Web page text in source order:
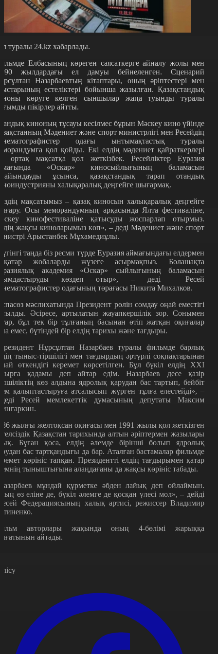
туралы 24.kz хабарлады.
Елбасының көреген саясаткерге айналу жолы мен
90 жылдардағы ел дамуы бейнеленген. Сценарий
Назарбаевтың кітаптары, оның әріптестері мен
естеліктері бойынша жазылған. Қазақстандық
көруге келген сыншылар жаңа туынды туралы
пікірлер айтты.
киноның тұсауы кесілмес бұрын Мәскеу кино үйінде
Мәдениет және спорт министрлігі мен Ресейдің
одағы ынтымақтастық туралы
қол қойды. Екі елдің мәдениет қайраткерлері
ортақ мақсатқа қол жеткізбек. Ресейліктер Еуразия
«Оскар» киносыйлығының баламасын
ұсынса, қазақстандық тарап отандық
халықаралық деңгейге шығармақ.
мақсатымыз – қазақ киносын халықаралық деңгейге
Осы меморандумның арқасында Ялта фестиваліне,
кинофестиваліне қатысуды жоспарлап отырмыз.
жақсы киноларымыз көп», – деді Мәдениет және спорт
Арыстанбек Мұхамедиұлы.
таңда біз ресми түрде Еуразия аймағындағы елдермен
жобаларды жүзеге асырмақпыз. Болашақта
академия «Оскар» сыйлығының баламасын
көздеп отыр», – деді Ресей
одағының төрағасы Никита Михалков.
мәслихатында Президент рөлін сомдау оңай еместігі
Әсіресе, артылатын жауапкершілік зор. Сонымен
бұл тек бір тұлғаның басынан өтіп жатқан оқиғалар
емес, бүтіндей бір елдің тарихы және тағдыры.
Нұрсұлтан Назарбаев туралы фильмде барлық
тыныс-тіршілігі мен тағдырдың әртүрлі соқпақтарынан
өткендігі керемет көрсетілген. Бұл бүкіл елдің XXI
қадамы деп айтар едім. Назарбаев десе қазір
көз алдына ядролық қарудан бас тартып, бейбіт
қалыптастыруға атсалысып жүрген тұлға елестейді», –
Ресей мемлекеттік думасының депутаты Максим
жылғы желтоқсан оқиғасы мен 1991 жылы қол жеткізген
Қазақстан тарихында алтын әріптермен жазылары
Бұған қоса, елдің әлемде бірінші болып ядролық
бас тартқандығы да бар. Аталған бастамалар фильмде
көрініс тапқан. Президентті елдің тағдырымен қатар
тыныштығына алаңдағаны да жақсы көрініс табады.
мұндай құрметке әбден лайық деп ойлаймын.
өз еліне де, бүкіл әлемге де қосқан үлесі мол», – дейді
Федерациясының халық артисі, режиссер Владимир
авторлары жақында оның 4-бөлімі жарыққа
айтады.